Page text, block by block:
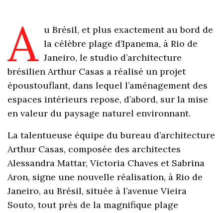
A u Brésil, et plus exactement au bord de
la célèbre plage d’Ipanema, à Rio de
Janeiro, le studio d’architecture
brésilien Arthur Casas a réalisé un projet
époustouflant, dans lequel l’aménagement des
espaces intérieurs repose, d’abord, sur la mise
en valeur du paysage naturel environnant.
La talentueuse équipe du bureau d’architecture
Arthur Casas, composée des architectes
Alessandra Mattar, Victoria Chaves et Sabrina
Aron, signe une nouvelle réalisation, à Rio de
Janeiro, au Brésil, située à l’avenue Vieira
Souto, tout près de la magnifique plage